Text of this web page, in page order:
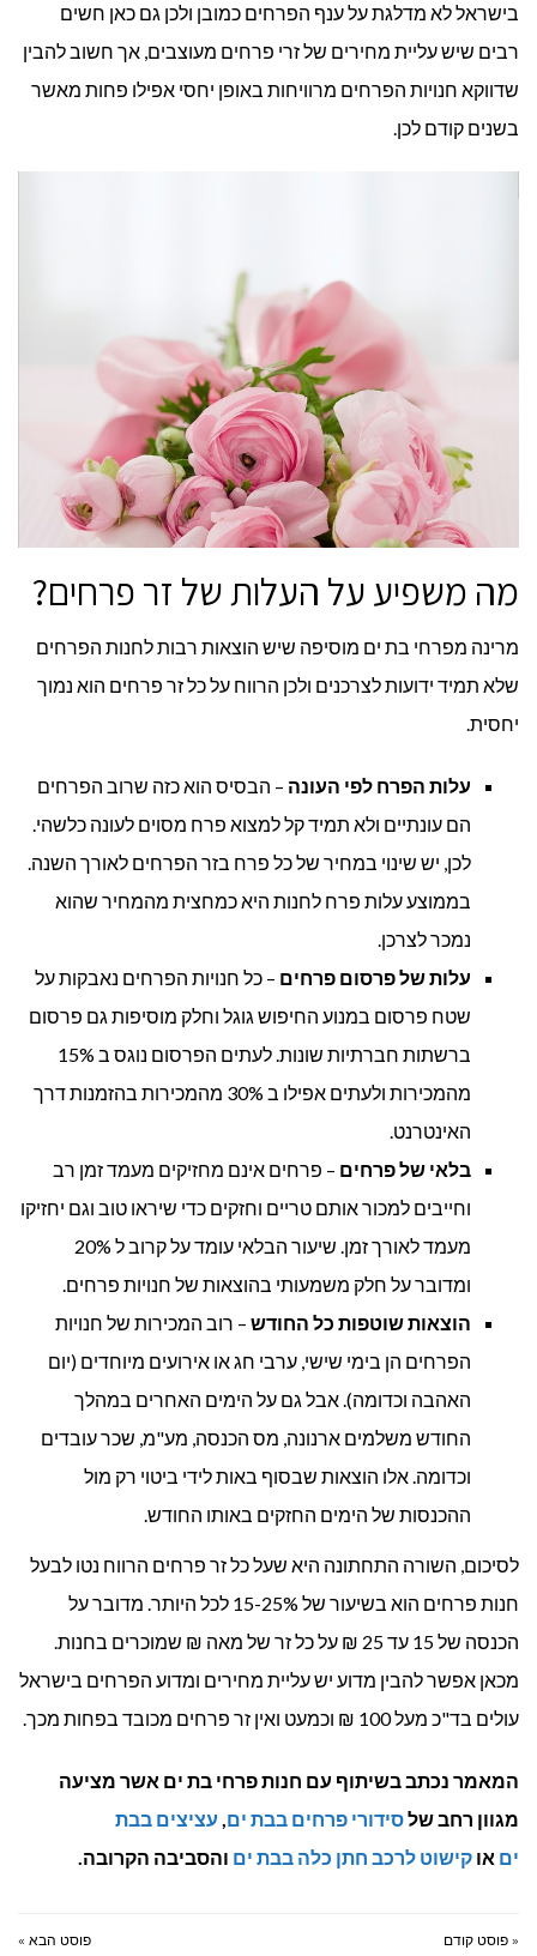
בישראל לא מדלגת על ענף הפרחים כמובן ולכן גם כאן חשים
רבים שיש עליית מחירים של זרי פרחים מעוצבים, אך חשוב להבין
שדווקא חנויות הפרחים מרוויחות באופן יחסי אפילו פחות מאשר
בשנים קודם לכן.
מה משפיע על העלות של זר פרחים?
מרינה מפרחי בת ים מוסיפה שיש הוצאות רבות לחנות הפרחים
שלא תמיד ידועות לצרכנים ולכן הרווח על כל זר פרחים הוא נמוך
יחסית.
עלות הפרח לפי העונה – הבסיס הוא כזה שרוב הפרחים
הם עונתיים ולא תמיד קל למצוא פרח מסוים לעונה כלשהי.
לכן, יש שינוי במחיר של כל פרח בזר הפרחים לאורך השנה.
בממוצע עלות פרח לחנות היא כמחצית מהמחיר שהוא
נמכר לצרכן.
עלות של פרסום פרחים – כל חנויות הפרחים נאבקות על
שטח פרסום במנוע החיפוש גוגל וחלק מוסיפות גם פרסום
ברשתות חברתיות שונות. לעתים הפרסום נוגס ב 15%
מהמכירות ולעתים אפילו ב 30% מהמכירות בהזמנות דרך
האינטרנט.
בלאי של פרחים – פרחים אינם מחזיקים מעמד זמן רב
וחייבים למכור אותם טריים וחזקים כדי שיראו טוב וגם יחזיקו
מעמד לאורך זמן. שיעור הבלאי עומד על קרוב ל 20%
ומדובר על חלק משמעותי בהוצאות של חנויות פרחים.
הוצאות שוטפות כל החודש – רוב המכירות של חנויות
הפרחים הן בימי שישי, ערבי חג או אירועים מיוחדים (יום
האהבה וכדומה). אבל גם על הימים האחרים במהלך
החודש משלמים ארנונה, מס הכנסה, מע"מ, שכר עובדים
וכדומה. אלו הוצאות שבסוף באות לידי ביטוי רק מול
ההכנסות של הימים החזקים באותו החודש.
לסיכום, השורה התחתונה היא שעל כל זר פרחים הרווח נטו לבעל
חנות פרחים הוא בשיעור של 15-25% לכל היותר. מדובר על
הכנסה של 15 עד 25 ₪ על כל זר של מאה ₪ שמוכרים בחנות.
מכאן אפשר להבין מדוע יש עליית מחירים ומדוע הפרחים בישראל
עולים בד"כ מעל 100 ₪ וכמעט ואין זר פרחים מכובד בפחות מכך.
המאמר נכתב בשיתוף עם חנות פרחי בת ים אשר מציעה
מגוון רחב שלסידורי פרחים בבת ים עציצים בבת
ים או קישוט לרכב חתן כלה בבת ים והסביבה הקרובה.
« פוסט קודם פוסט הבא »